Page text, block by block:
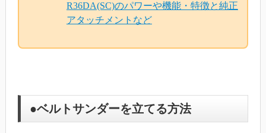
R36DA(SC)のパワーや機能・特徴と純正
アタッチメントなど
●ベルトサンダーを立てる方法